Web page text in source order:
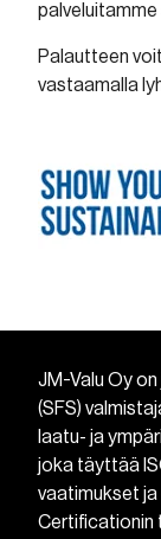
Palautteen
vastaamalla
JM-Valu Oy
(SFS)
laatu- ja
joka täyttää
vaatimukset
Certificationin